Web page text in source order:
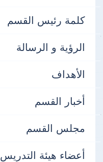
كلمة رئيس القسم
الرؤية و الرسالة
الأهداف
أخبار القسم
مجلس القسم
أعضاء هيئة التدريس